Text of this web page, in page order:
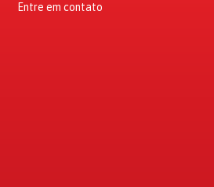
Entre em contato